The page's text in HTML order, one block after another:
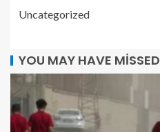
Uncategorized
YOU MAY HAVE MISSED